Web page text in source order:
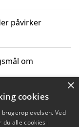
påvirker
om
Aps
×
cookies
Ved
du alle cookies i